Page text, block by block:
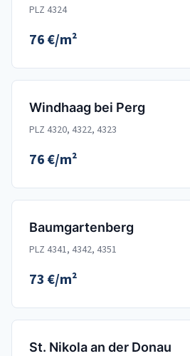
PLZ 4324
76 €/m²
Windhaag bei Perg
PLZ 4320, 4322, 4323
76 €/m²
Baumgartenberg
PLZ 4341, 4342, 4351
73 €/m²
St. Nikola an der Donau